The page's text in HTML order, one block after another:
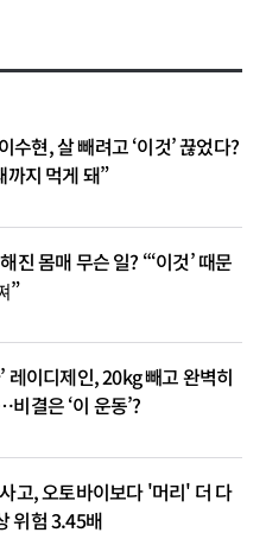
수현, 살 빼려고 ‘이것’ 끊었다?
까지 먹게 돼”
진 몸매 무슨 일? “‘이것’ 때문
”
레이디제인, 20kg 빼고 완벽히
결은 ‘이 운동’?
고, 오토바이보다 '머리' 더 다
위험 3.45배